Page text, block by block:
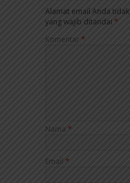
Alamat email Anda
yang wajib ditandai *
Komentar *
Nama *
Email *